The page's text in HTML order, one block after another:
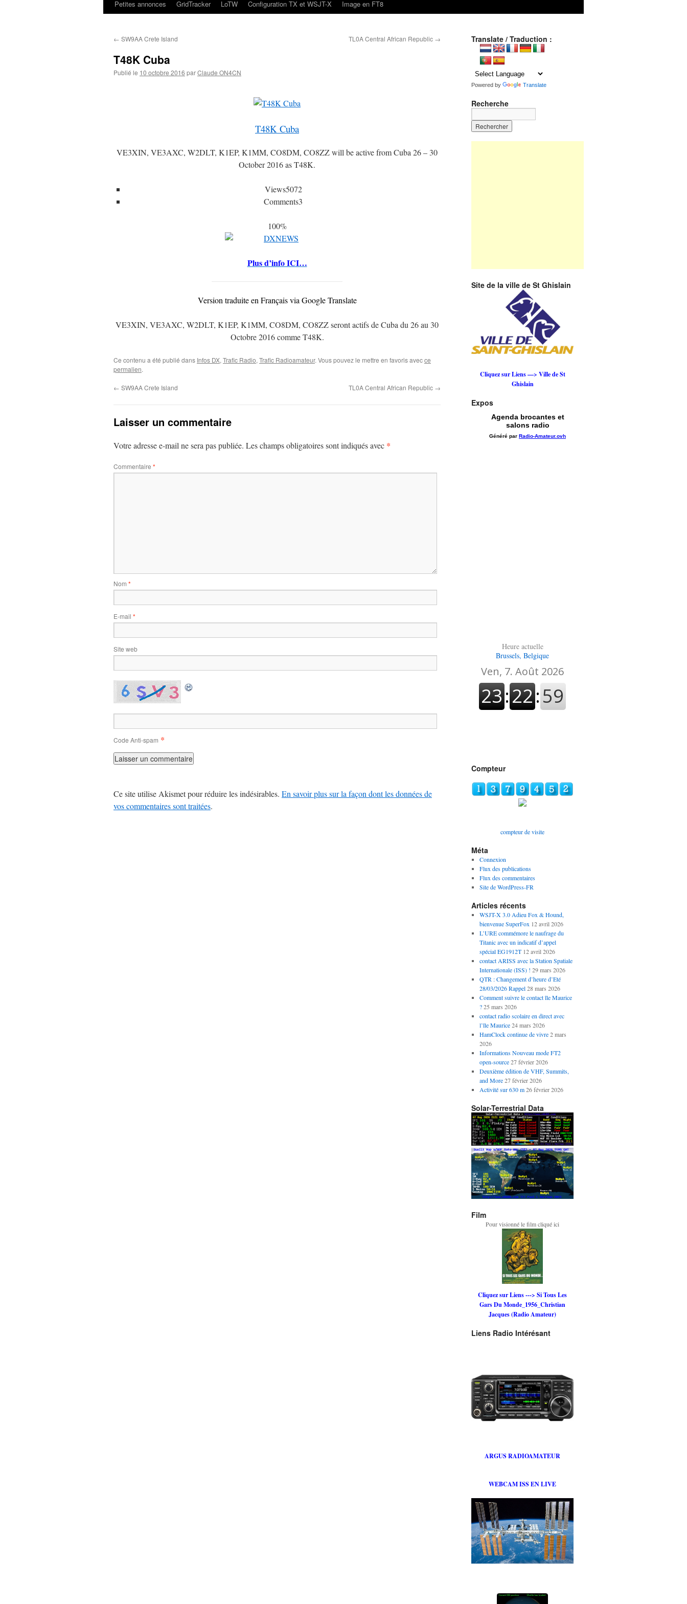
Petites annonces
GridTracker LoTW Configuration TX et WSJT-X Image en FT8
← SW9AA Crete Island TL0A Central African Republic →
T48K Cuba
Publié le 10 octobre 2016 parClaude ON4CN
T48K Cuba
VE3XIN, VE3AXC, W2DLT, K1EP, K1MM, CO8DM, CO8ZZ will be active from Cuba 26 – 30
October 2016 as T48K.
Views5072
Comments3
100%
Plus d’info ICI…
Version traduite en Français via Google Translate
VE3XIN, VE3AXC, W2DLT, K1EP, K1MM, CO8DM, CO8ZZ seront actifs de Cuba du 26 au 30
Octobre 2016 comme T48K.
Ce contenu a été publié dans Infos DX, Trafic Radio, Trafic Radioamateur. Vous pouvez le mettre en favoris avecce
permalien.
← SW9AA Crete Island TL0A Central African Republic →
Laisser un commentaire
Votre adresse e-mail ne sera pas publiée. Les champs obligatoires sont indiqués avec *
Commentaire *
Nom *
E-mail *
Site web
Code Anti-spam *
Ce site utilise Akismet pour réduire les indésirables. En savoir plus sur la façon dont les données de
vos commentaires sont traitées.
Translate / Traduction :
Powered by Translate
Recherche
Site de la ville de St Ghislain
Cliquez sur Liens —> Ville de St
Ghislain
Expos
Heure actuelle
Brussels, Belgique
Compteur
compteur de visite
Méta
Connexion
Flux des publications
Flux des commentaires
Site de WordPress-FR
Articles récents
WSJT-X 3.0 Adieu Fox & Hound,
bienvenue SuperFox 12 avril 2026
L’URE commémore le naufrage du
Titanic avec un indicatif d’appel
spécial EG1912T 12 avril 2026
contact ARISS avec la Station Spatiale
Internationale (ISS) ! 29 mars 2026
QTR : Changement d’heure d’Eté
28/03/2026 Rappel 28 mars 2026
Comment suivre le contact île Maurice
? 25 mars 2026
contact radio scolaire en direct avec
l’île Maurice 24 mars 2026
HamClock continue de vivre 2 mars
2026
Informations Nouveau mode FT2
open-source 27 février 2026
Deuxième édition de VHF, Summits,
and More 27 février 2026
Activité sur 630 m 26 février 2026
Solar-Terrestrial Data
Film
Pour visionné le film cliqué ici
Cliquez sur Liens ---> Si Tous Les
Gars Du Monde_1956_Christian
Jacques (Radio Amateur)
Liens Radio Intérésant
ARGUS RADIOAMATEUR
WEBCAM ISS EN LIVE